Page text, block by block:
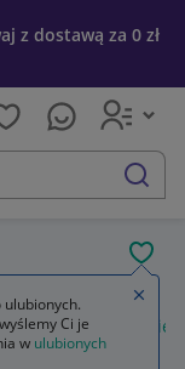
z dostawą za 0 zł
szukaj
na szaliki piłkarskie
Ci je
w ulubionych